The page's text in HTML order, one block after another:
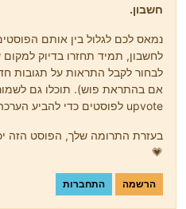
חשבון.
נמאס לכם לגלול בין אותם
לחשבון, תמיד תחזרו בדיוק למקום
לבחור לקבל התראות על תגובות
אם בהתראת פוש). תוכלו גם לשמור
upvote לפוסטים כדי להביע הערכה לחברי קהילה אחרים.
בעזרת התרומה שלך, הפוסט הזה
💗
הרשמה התחברות